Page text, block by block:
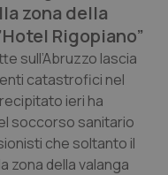
zona della
Rigopiano”
sull’Abruzzo lascia
catastrofici nel
ieri ha
soccorso sanitario
che soltanto il
zona della valanga